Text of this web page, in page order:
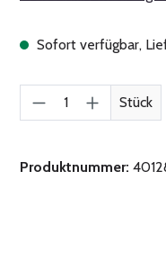
Sofort verfügbar,
Produkt Stück
Produktnummer: